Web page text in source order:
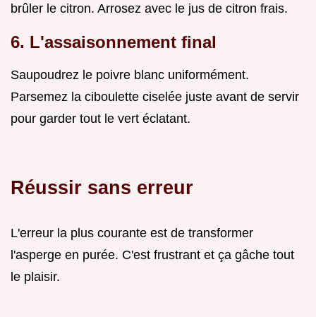
brûler le citron. Arrosez avec le jus de citron frais.
6. L'assaisonnement final
Saupoudrez le poivre blanc uniformément.
Parsemez la ciboulette ciselée juste avant de servir
pour garder tout le vert éclatant.
Réussir sans erreur
L'erreur la plus courante est de transformer
l'asperge en purée. C'est frustrant et ça gâche tout
le plaisir.